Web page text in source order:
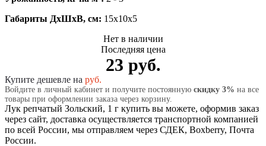
Габариты ДхШхВ, см: 15x10x5
Нет в наличии
Последняя цена
23 руб.
Купите дешевле на руб.
Войдите в личный кабинет и получите постоянную скидку 3% на все
товары при оформлении заказа через корзину.
Лук репчатый Зольский, 1 г купить вы можете, оформив заказ
через сайт, доставка осуществляется транспортной компанией
по всей России, мы отправляем через СДЕК, Boxberry, Почта
России.